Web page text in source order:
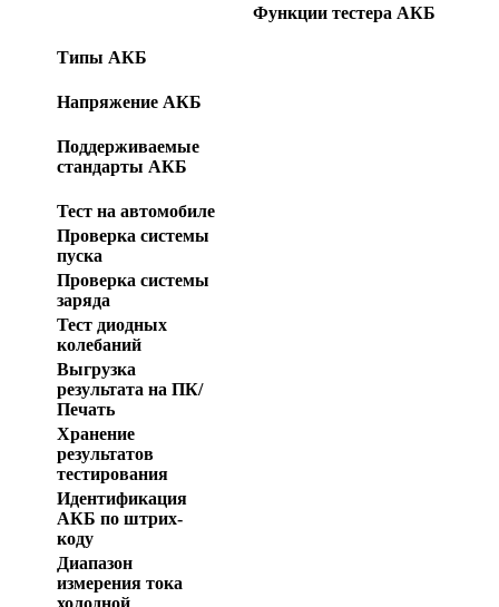
Функции тестера АКБ
Типы АКБ
Напряжение АКБ
Поддерживаемые
стандарты АКБ
Тест на автомобиле
Проверка системы
пуска
Проверка системы
заряда
Тест диодных
колебаний
Выгрузка
результата на ПК/
Печать
Хранение
результатов
тестирования
Идентификация
АКБ по штрих-
коду
Диапазон
измерения тока